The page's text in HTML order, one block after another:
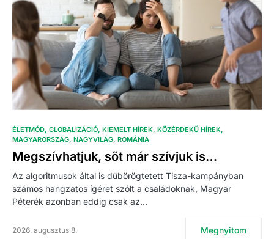
ÉLETMÓD GLOBALIZÁCIÓ KIEMELT HÍREK KÖZÉRDEKŰ HÍREK
MAGYARORSZÁG NAGYVILÁG ROMÁNIA
Megszívhatjuk, sőt már szívjuk is…
Az algoritmusok által is dübörögtetett Tisza-kampányban
számos hangzatos ígéret szólt a családoknak, Magyar
Péterék azonban eddig csak az…
2026. augusztus 8. Megnyitom